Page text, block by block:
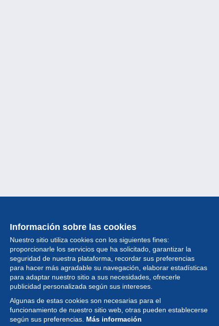
Información sobre las cookies
Nuestro sitio utiliza cookies con los siguientes fines:
proporcionarle los servicios que ha solicitado, garantizar la
seguridad de nuestra plataforma, recordar sus preferencias
para hacer más agradable su navegación, elaborar estadísticas
para adaptar nuestro sitio a sus necesidades, ofrecerle
publicidad personalizada según sus intereses.
Algunas de estas cookies son necesarias para el
funcionamiento de nuestro sitio web, otras pueden establecerse
según sus preferencias. Más información
Colección
Noticias
Funcionalidad